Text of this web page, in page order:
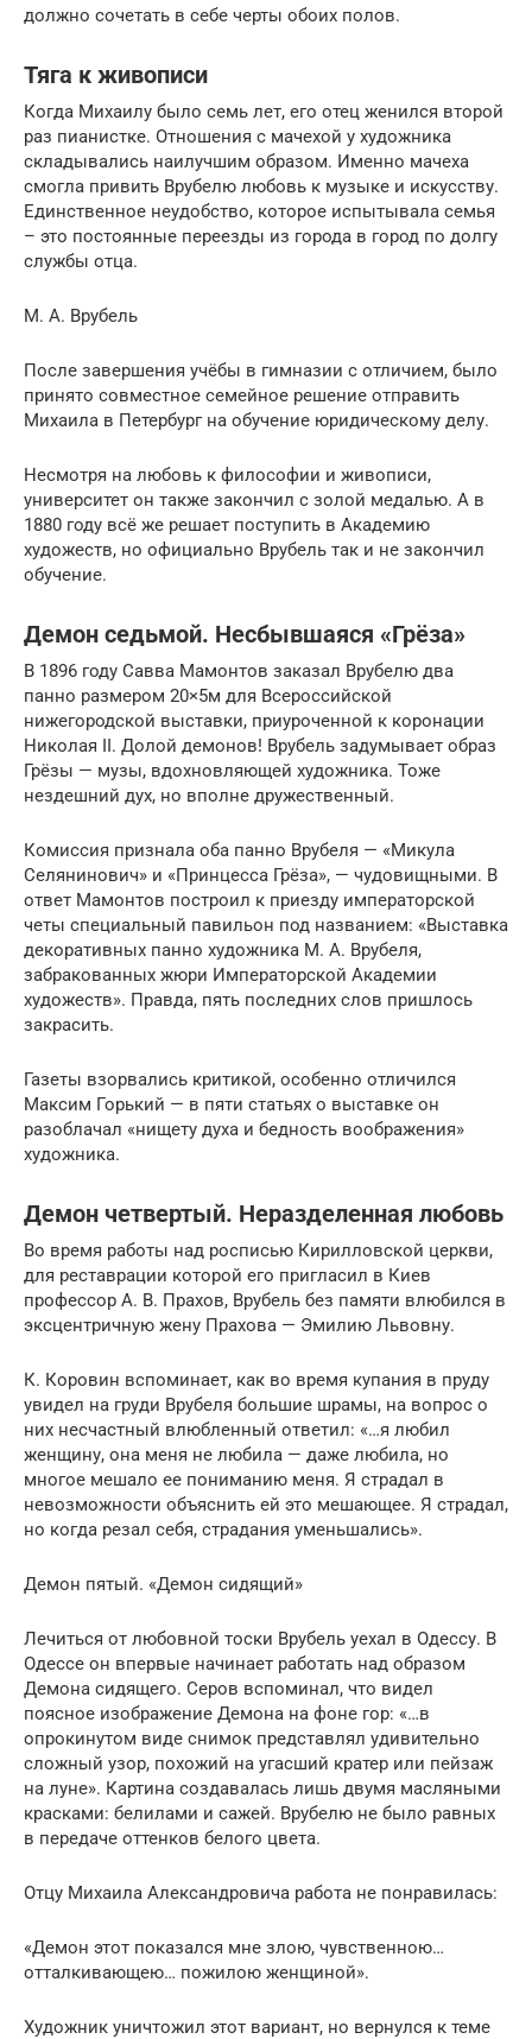
должно сочетать в себе черты обоих полов.
Тяга к живописи
Когда Михаилу было семь лет, его отец женился второй
раз пианистке. Отношения с мачехой у художника
складывались наилучшим образом. Именно мачеха
смогла привить Врубелю любовь к музыке и искусству.
Единственное неудобство, которое испытывала семья
– это постоянные переезды из города в город по долгу
службы отца.
М. А. Врубель
После завершения учёбы в гимназии с отличием, было
принято совместное семейное решение отправить
Михаила в Петербург на обучение юридическому делу.
Несмотря на любовь к философии и живописи,
университет он также закончил с золой медалью. А в
1880 году всё же решает поступить в Академию
художеств, но официально Врубель так и не закончил
обучение.
Демон седьмой. Несбывшаяся «Грёза»
В 1896 году Савва Мамонтов заказал Врубелю два
панно размером 20×5м для Всероссийской
нижегородской выставки, приуроченной к коронации
Николая II. Долой демонов! Врубель задумывает образ
Грёзы — музы, вдохновляющей художника. Тоже
нездешний дух, но вполне дружественный.
Комиссия признала оба панно Врубеля — «Микула
Селянинович» и «Принцесса Грёза», — чудовищными. В
ответ Мамонтов построил к приезду императорской
четы специальный павильон под названием: «Выставка
декоративных панно художника М. А. Врубеля,
забракованных жюри Императорской Академии
художеств». Правда, пять последних слов пришлось
закрасить.
Газеты взорвались критикой, особенно отличился
Максим Горький — в пяти статьях о выставке он
разоблачал «нищету духа и бедность воображения»
художника.
Демон четвертый. Неразделенная любовь
Во время работы над росписью Кирилловской церкви,
для реставрации которой его пригласил в Киев
профессор А. В. Прахов, Врубель без памяти влюбился в
эксцентричную жену Прахова — Эмилию Львовну.
К. Коровин вспоминает, как во время купания в пруду
увидел на груди Врубеля большие шрамы, на вопрос о
них несчастный влюбленный ответил: «…я любил
женщину, она меня не любила — даже любила, но
многое мешало ее пониманию меня. Я страдал в
невозможности объяснить ей это мешающее. Я страдал,
но когда резал себя, страдания уменьшались».
Демон пятый. «Демон сидящий»
Лечиться от любовной тоски Врубель уехал в Одессу. В
Одессе он впервые начинает работать над образом
Демона сидящего. Серов вспоминал, что видел
поясное изображение Демона на фоне гор: «…в
опрокинутом виде снимок представлял удивительно
сложный узор, похожий на угасший кратер или пейзаж
на луне». Картина создавалась лишь двумя масляными
красками: белилами и сажей. Врубелю не было равных
в передаче оттенков белого цвета.
Отцу Михаила Александровича работа не понравилась:
«Демон этот показался мне злою, чувственною…
отталкивающею… пожилою женщиной».
Художник уничтожил этот вариант, но вернулся к теме